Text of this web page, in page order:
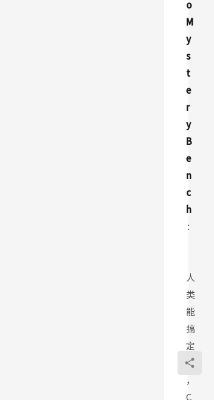
o
M
y
s
t
e
r
y
B
e
n
c
h
：
人
类
能
搞
定
的
，
C